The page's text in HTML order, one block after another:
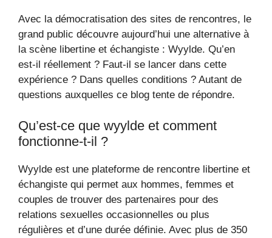
Avec la démocratisation des sites de rencontres, le
grand public découvre aujourd’hui une alternative à
la scène libertine et échangiste : Wyylde. Qu’en
est-il réellement ? Faut-il se lancer dans cette
expérience ? Dans quelles conditions ? Autant de
questions auxquelles ce blog tente de répondre.
Qu’est-ce que wyylde et comment
fonctionne-t-il ?
Wyylde est une plateforme de rencontre libertine et
échangiste qui permet aux hommes, femmes et
couples de trouver des partenaires pour des
relations sexuelles occasionnelles ou plus
régulières et d’une durée définie. Avec plus de 350